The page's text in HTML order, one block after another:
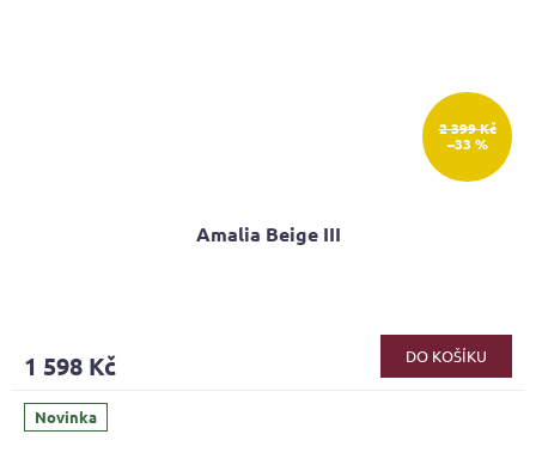
2 399 Kč
–33 %
Amalia Beige III
1 598 Kč DO KOŠÍKU
Novinka